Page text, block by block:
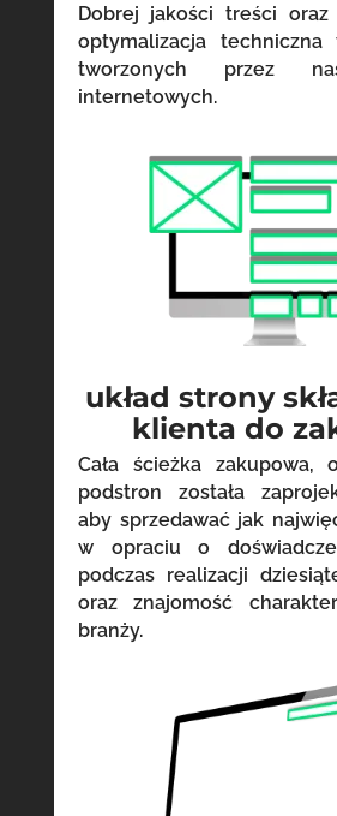
Dobrej jakości treści oraz
optymalizacja
tworzonych przez
internetowych.
układ strony
klienta do
Cała ścieżka zakupowa,
podstron została
aby sprzedawać jak
w opraciu o
podczas realizacji
oraz znajomość
branży.